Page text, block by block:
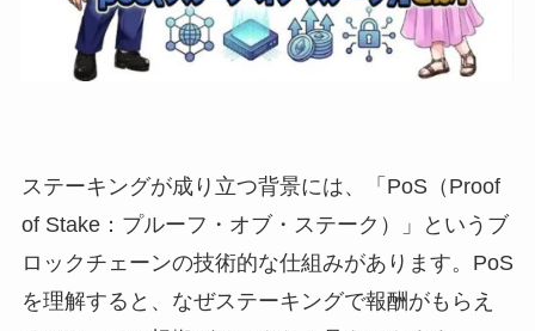
ステーキングが成り立つ背景には、「PoS（Proof
of Stake：プルーフ・オブ・ステーク）」というブ
ロックチェーンの技術的な仕組みがあります。PoS
を理解すると、なぜステーキングで報酬がもらえ